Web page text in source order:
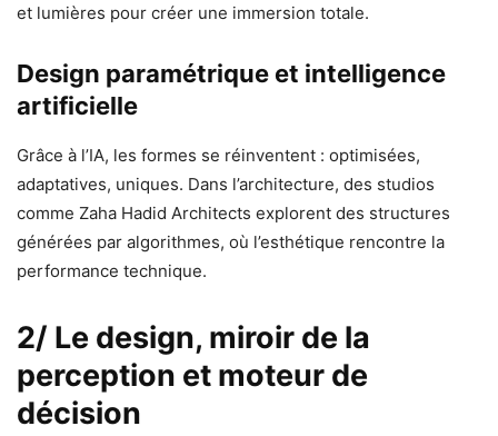
et lumières pour créer une immersion totale.
Design paramétrique et intelligence
artificielle
Grâce à l’IA, les formes se réinventent : optimisées,
adaptatives, uniques. Dans l’architecture, des studios
comme Zaha Hadid Architects explorent des structures
générées par algorithmes, où l’esthétique rencontre la
performance technique.
2/ Le design, miroir de la
perception et moteur de
décision